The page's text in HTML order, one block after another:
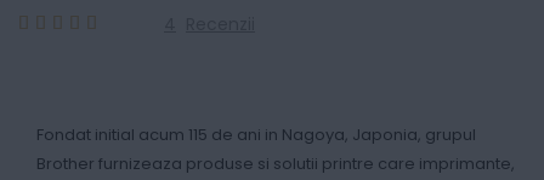
Fondat initial acum 115 de ani in Nagoya, Japonia, grupul
Brother furnizeaza produse si solutii printre care imprimante,